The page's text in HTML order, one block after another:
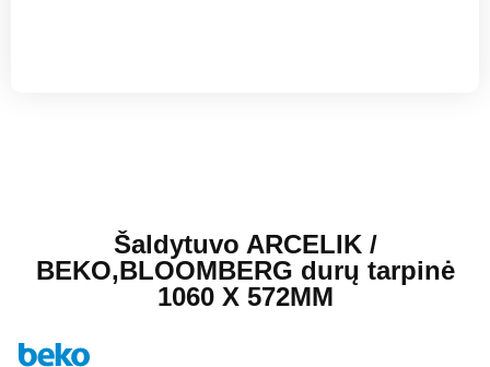
Šaldytuvo ARCELIK /
BEKO,BLOOMBERG durų tarpinė
1060 X 572MM